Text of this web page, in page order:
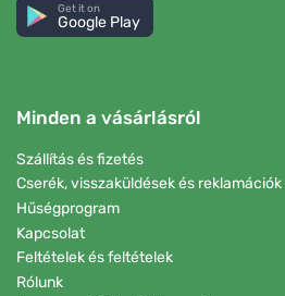
Get it on
Google Play
Minden a vásárlásról
Szállítás és fizetés
Cserék, visszaküldések és reklamációk
Hűségprogram
Kapcsolat
Feltételek és feltételek
Rólunk